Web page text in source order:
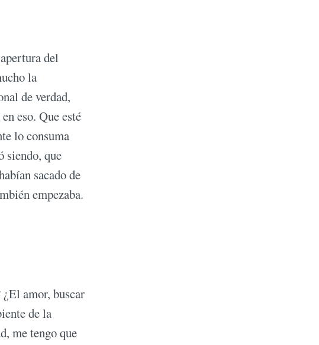
del
la
de verdad,
eso. Que esté
lo consuma
siendo, que
sacado de
empezaba.
¿El amor, buscar
de la
me tengo que